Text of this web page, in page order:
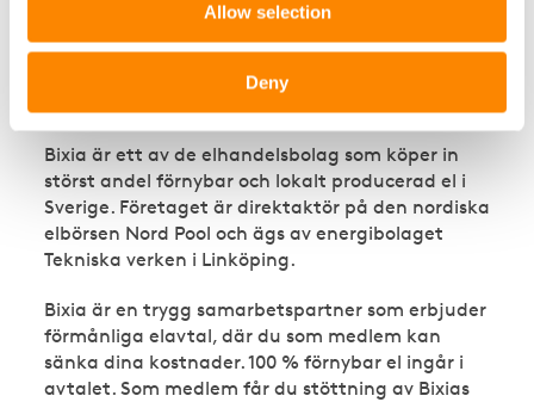
Allow selection
Deny
Om Bixia
Bixia är ett av de elhandelsbolag som köper in
störst andel förnybar och lokalt producerad el i
Sverige. Företaget är direktaktör på den nordiska
elbörsen Nord Pool och ägs av energibolaget
Tekniska verken i Linköping.
Bixia är en trygg samarbetspartner som erbjuder
förmånliga elavtal, där du som medlem kan
sänka dina kostnader. 100 % förnybar el ingår i
avtalet. Som medlem får du stöttning av Bixias